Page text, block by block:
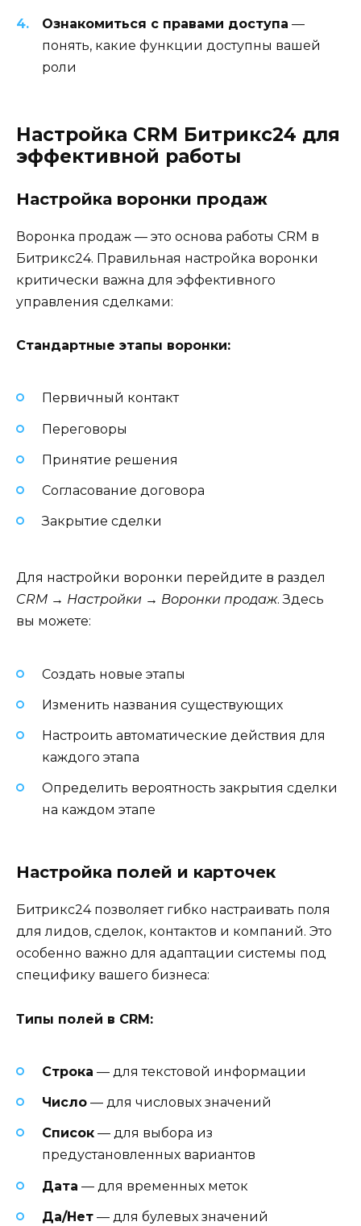
Ознакомиться с правами доступа —
понять, какие функции доступны вашей
роли
Настройка CRM Битрикс24 для
эффективной работы
Настройка воронки продаж
Воронка продаж — это основа работы CRM в
Битрикс24. Правильная настройка воронки
критически важна для эффективного
управления сделками:
Стандартные этапы воронки:
Первичный контакт
Переговоры
Принятие решения
Согласование договора
Закрытие сделки
Для настройки воронки перейдите в раздел
CRM → Настройки → Воронки продаж. Здесь
вы можете:
Создать новые этапы
Изменить названия существующих
Настроить автоматические действия для
каждого этапа
Определить вероятность закрытия сделки
на каждом этапе
Настройка полей и карточек
Битрикс24 позволяет гибко настраивать поля
для лидов, сделок, контактов и компаний. Это
особенно важно для адаптации системы под
специфику вашего бизнеса:
Типы полей в CRM:
Строка — для текстовой информации
Число — для числовых значений
Список — для выбора из
предустановленных вариантов
Дата — для временных меток
Да/Нет — для булевых значений